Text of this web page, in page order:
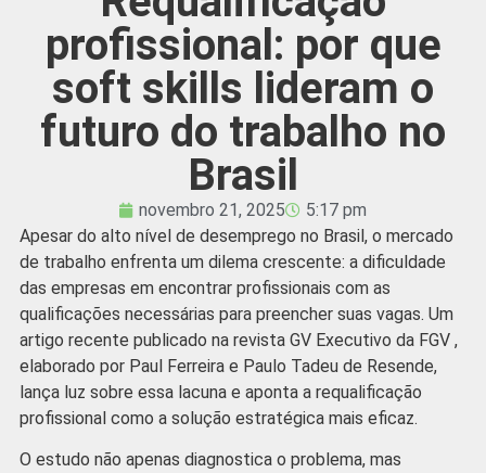
profissional: por que
soft skills lideram o
futuro do trabalho no
Brasil
novembro 21, 2025
5:17 pm
Apesar do alto nível de desemprego no Brasil, o mercado
de trabalho enfrenta um dilema crescente: a dificuldade
das empresas em encontrar profissionais com as
qualificações necessárias para preencher suas vagas. Um
artigo recente publicado na revista GV Executivo da FGV ,
elaborado por Paul Ferreira e Paulo Tadeu de Resende,
lança luz sobre essa lacuna e aponta a requalificação
profissional como a solução estratégica mais eficaz.
O estudo não apenas diagnostica o problema, mas